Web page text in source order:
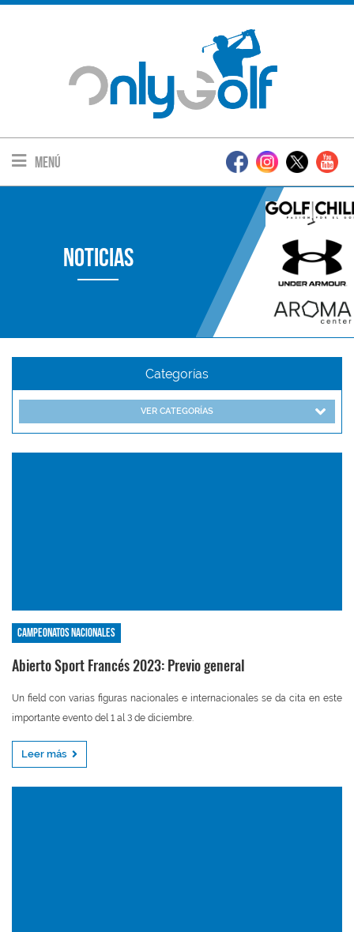
Menú
Noticias
Categorías
VER CATEGORÍAS
Campeonatos nacionales
Abierto Sport Francés 2023: Previo general
Un field con varias figuras nacionales e internacionales se da cita en este
importante evento del 1 al 3 de diciembre.
Leer más